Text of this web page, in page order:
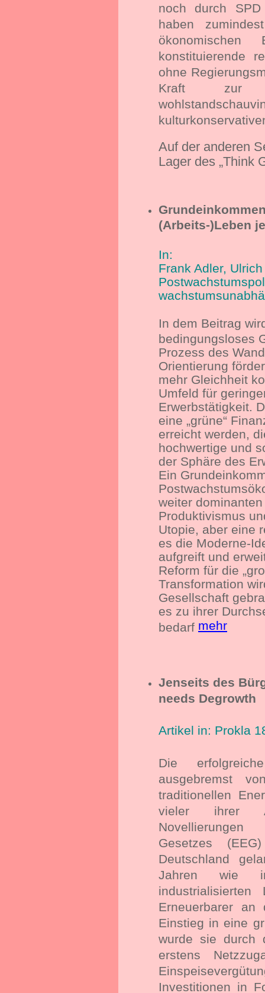
noch durch
haben
konstituierende
ohne
Kraft zur
Auf der anderen
Lager des „Think
(Arbeits-)Leben
In:
Frank Adler,
In dem Beitrag
bedingungsloses
Prozess des
Orientierung
mehr Gleichheit
Umfeld für
Erwerbstätigkeit.
eine „grüne“
erreicht werden,
hochwertige und
der Sphäre des
Ein
weiter
Produktivismus
Utopie, aber eine
es die Moderne-
aufgreift und
Reform für die
Transformation
Gesellschaft
es zu ihrer
bedarf mehr
Jenseits des
needs Degrowth
Artikel in: Prokla
Die
ausgebremst
traditionellen
vieler ihrer
Novellierungen
Gesetzes
Deutschland
Jahren wie
Erneuerbarer an
Einstieg in eine
wurde sie durch
erstens
Investitionen in